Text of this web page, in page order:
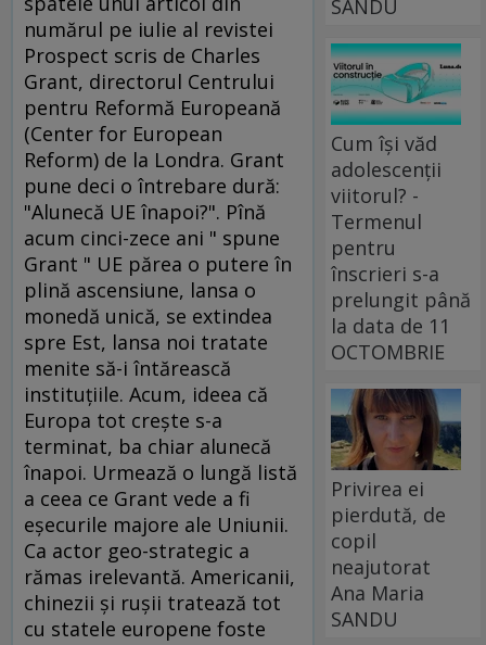
numărul pe iulie al revistei
Prospect scris de Charles
Grant, directorul Centrului
pentru Reformă Europeană
(Center for European
Reform) de la Londra. Grant
pune deci o întrebare dură:
"Alunecă UE înapoi?". Pînă
acum cinci-zece ani " spune
Grant " UE părea o putere în
plină ascensiune, lansa o
monedă unică, se extindea
spre Est, lansa noi tratate
menite să-i întărească
instituţiile. Acum, ideea că
Europa tot creşte s-a
terminat, ba chiar alunecă
înapoi. Urmează o lungă listă
a ceea ce Grant vede a fi
eşecurile majore ale Uniunii.
Ca actor geo-strategic a
rămas irelevantă. Americanii,
chinezii şi ruşii tratează tot
cu statele europene foste
SANDU
Cum își văd
adolescenții
viitorul? -
Termenul
pentru
înscrieri s-a
prelungit până
la data de 11
OCTOMBRIE
Privirea ei
pierdută, de
copil
neajutorat
Ana Maria
SANDU